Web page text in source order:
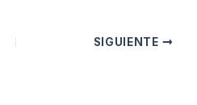
SIGUIENTE